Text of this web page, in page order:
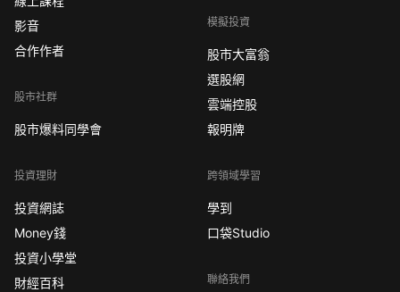
影音
合作作者
股市社群
股市爆料同學會
投資理財
投資網誌
Money錢
投資小學堂
財經百科
模擬投資
股市大富翁
選股網
雲端控股
報明牌
跨領域學習
學到
口袋Studio
聯絡我們